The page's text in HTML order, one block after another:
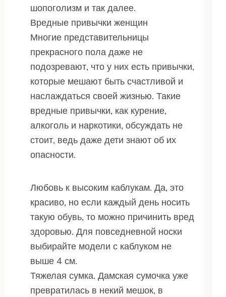
шопоголизм и так далее.
Вредные привычки женщин
Многие представительницы
прекрасного пола даже не
подозревают, что у них есть привычки,
которые мешают быть счастливой и
наслаждаться своей жизнью. Такие
вредные привычки, как курение,
алкоголь и наркотики, обсуждать не
стоит, ведь даже дети знают об их
опасности.
Любовь к высоким каблукам. Да, это
красиво, но если каждый день носить
такую обувь, то можно причинить вред
здоровью. Для повседневной носки
выбирайте модели с каблуком не
выше 4 см.
Тяжелая сумка. Дамская сумочка уже
превратилась в некий мешок, в